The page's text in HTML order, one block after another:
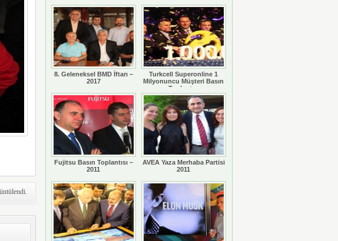
8. Geleneksel BMD İftarı –
2017
Turkcell Superonline 1
Milyonuncu Müşteri Basın
Toplantısı
Fujitsu Basın Toplantısı –
2011
AVEA Yaza Merhaba Partisi
2011